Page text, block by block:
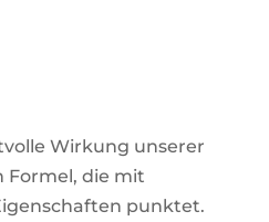
Wirkung unserer
die mit
punktet.